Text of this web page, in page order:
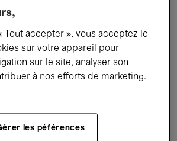
Films Performances
Débats Jazz
Tout accepter », vous acceptez le
sur votre appareil pour
sur le site, analyser son
à nos efforts de marketing.
les péférences